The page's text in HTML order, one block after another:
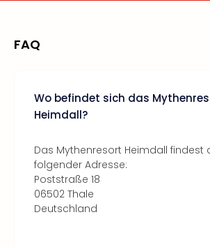
FAQ
Wo befindet sich das
Heimdall?
Das Mythenresort Heimdall findest
folgender Adresse:
Poststraße 18
06502 Thale
Deutschland